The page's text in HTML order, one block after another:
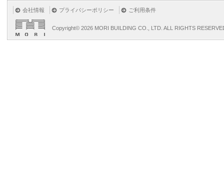
会社情報 プライバシーポリシー ご利用条件
Copyright© 2026 MORI BUILDING CO., LTD. ALL RIGHTS